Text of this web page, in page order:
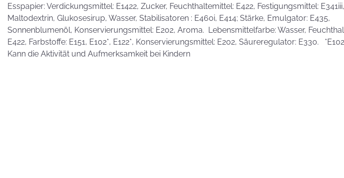
Esspapier: Verdickungsmittel: E1422, Zucker, Feuchthaltemittel: E422, Festigungsmittel: E341iii,
Maltodextrin, Glukosesirup, Wasser, Stabilisatoren : E460i, E414; Stärke, Emulgator: E435,
Sonnenblumenöl, Konservierungsmittel: E202, Aroma. Lebensmittelfarbe: Wasser,
E422, Farbstoffe: E151, E102*, E122*, Konservierungsmittel: E202, Säureregulator: E330.
Kann die Aktivität und Aufmerksamkeit bei Kindern